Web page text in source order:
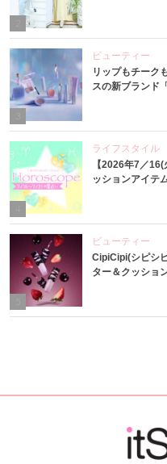
3
ビューティー
リップもチーク
スの新ブランド
4
ライフスタイル
【2026年7／
ッションアイテ
ビューティー
CipiCipi(シピシ
ター＆クッショ